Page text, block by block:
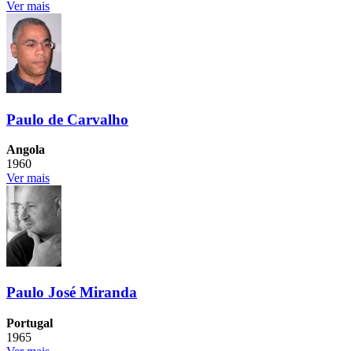
Ver mais
Paulo de Carvalho
Angola
1960
Ver mais
Paulo José Miranda
Portugal
1965